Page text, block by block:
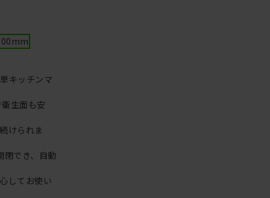
キッチンマ
生面も安
けられま
閉でき、自動
してお使い